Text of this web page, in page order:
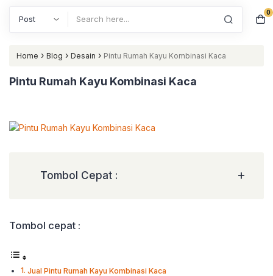
0
Home › Blog › Desain › Pintu Rumah Kayu Kombinasi Kaca
Pintu Rumah Kayu Kombinasi Kaca
Tombol Cepat : +
Tombol cepat :
Jual Pintu Rumah Kayu Kombinasi Kaca